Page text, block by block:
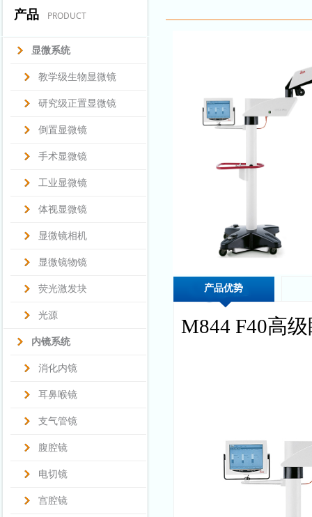
产品 PRODUCT
显微系统
教学级生物显微镜
研究级正置显微镜
倒置显微镜
手术显微镜
工业显微镜
体视显微镜
显微镜相机
显微镜物镜
荧光激发块
光源
内镜系统
消化内镜
耳鼻喉镜
支气管镜
腹腔镜
电切镜
宫腔镜
产品优势
M844 F40高